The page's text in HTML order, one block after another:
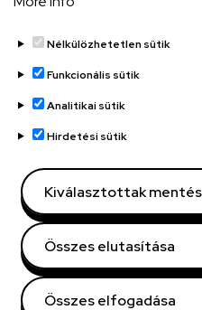
Adatvédelem
Adatvédelem
Régi oldal
Technikai információk
Copyright ©
Nélkülözhetetlen sütik
Funkcionális sütik
Analitikai sütik
Hirdetési sütik
Kiválasztottak
Összes elutasítása
Összes elfogadása